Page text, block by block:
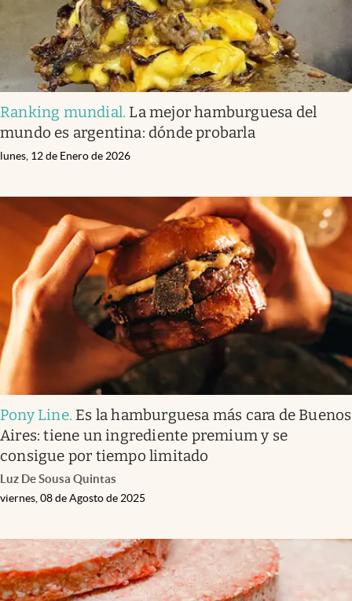
Ranking mundial. La mejor hamburguesa del
mundo es argentina: dónde probarla
lunes, 12 de Enero de 2026
Pony Line. Es la hamburguesa más cara de Buenos
Aires: tiene un ingrediente premium y se
consigue por tiempo limitado
Luz De Sousa Quintas
viernes, 08 de Agosto de 2025